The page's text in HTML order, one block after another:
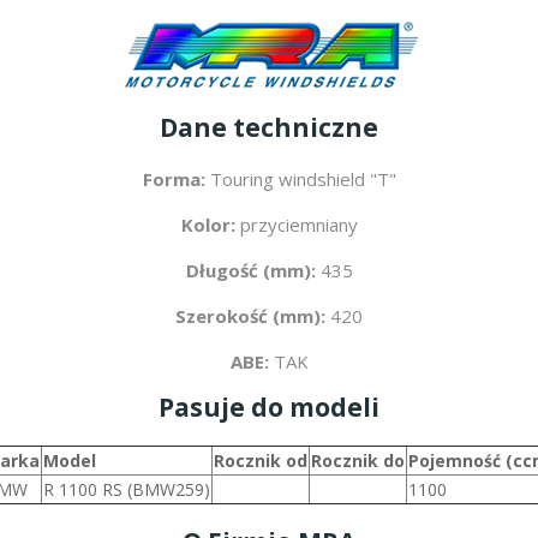
Dane techniczne
Forma: Touring windshield "T"
Kolor: przyciemniany
Długość (mm): 435
Szerokość (mm): 420
ABE: TAK
Pasuje do modeli
Model Rocznik od Rocznik do Pojemność
R 1100 RS (BMW259) 1100